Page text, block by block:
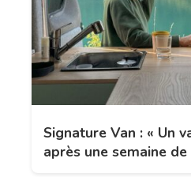
Signature Van : « Un
après une semaine